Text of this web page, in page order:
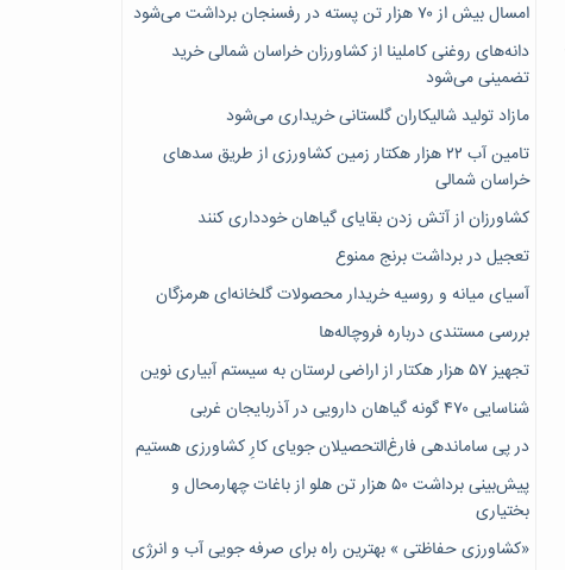
امسال بیش از ۷۰ هزار تن پسته در رفسنجان برداشت می‌شود
دانه‌های روغنی کاملینا از کشاورزان خراسان شمالی خرید
تضمینی می‌شود
مازاد تولید شالیکاران گلستانی خریداری می‌شود
تامین آب ۲۲ هزار هکتار زمین کشاورزی از طریق سدهای
خراسان شمالی
کشاورزان از آتش زدن بقایای گیاهان خودداری کنند
تعجیل در برداشت برنج ممنوع
آسیای میانه و روسیه خریدار محصولات گلخانه‌ای هرمزگان
بررسی مستندی درباره فروچاله‌ها
تجهیز ۵۷ هزار هکتار از اراضی لرستان به سیستم آبیاری نوین
شناسایی ۴۷٠ گونه گیاهان دارویی در آذربایجان غربی
در پی ساماندهی فارغ‌التحصیلان جویای کارِ کشاورزی هستیم
پیش‎‌بینی برداشت ۵۰ هزار تن هلو از باغات چهارمحال و
بختیاری
«کشاورزی حفاظتی » بهترین راه برای صرفه جویی آب و انرژی